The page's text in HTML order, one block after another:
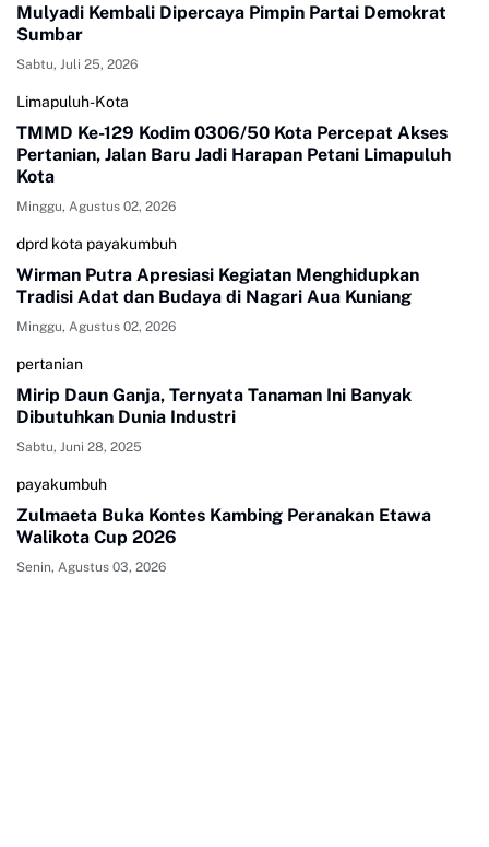
Mulyadi Kembali Dipercaya Pimpin Partai Demokrat
Sumbar
Sabtu, Juli 25, 2026
Limapuluh-Kota
TMMD Ke-129 Kodim 0306/50 Kota Percepat Akses
Pertanian, Jalan Baru Jadi Harapan Petani Limapuluh
Kota
Minggu, Agustus 02, 2026
dprd kota payakumbuh
Wirman Putra Apresiasi Kegiatan Menghidupkan
Tradisi Adat dan Budaya di Nagari Aua Kuniang
Minggu, Agustus 02, 2026
pertanian
Mirip Daun Ganja, Ternyata Tanaman Ini Banyak
Dibutuhkan Dunia Industri
Sabtu, Juni 28, 2025
payakumbuh
Zulmaeta Buka Kontes Kambing Peranakan Etawa
Walikota Cup 2026
Senin, Agustus 03, 2026